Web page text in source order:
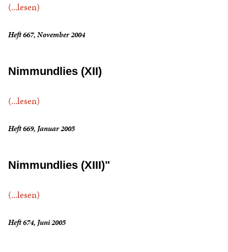
(...lesen)
Heft 667, November 2004
Nimmundlies (XII)
(...lesen)
Heft 669, Januar 2005
Nimmundlies (XIII)"
(...lesen)
Heft 674, Juni 2005